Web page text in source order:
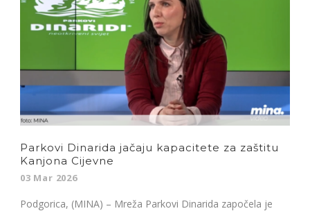
Parkovi Dinarida jačaju kapacitete za zaštitu
Kanjona Cijevne
03 Mar 2026
Podgorica, (MINA) – Mreža Parkovi Dinarida započela je